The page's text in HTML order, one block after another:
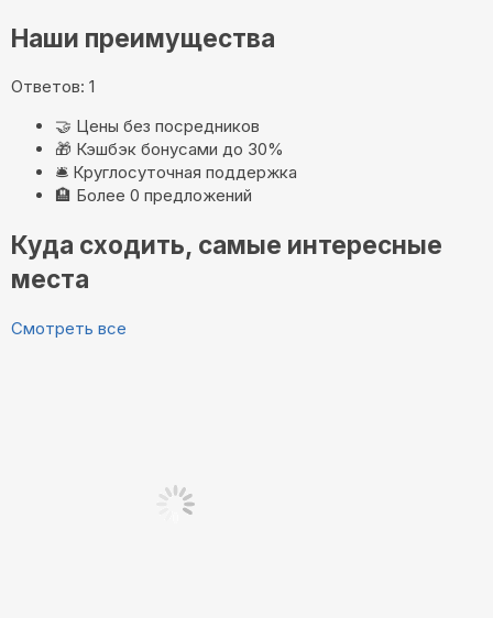
Наши преимущества
Ответов: 1
🤝 Цены без посредников
🎁 Кэшбэк бонусами до 30%
🛎️ Круглосуточная поддержка
🏨 Более 0 предложений
Куда сходить, самые интересные
места
Смотреть все